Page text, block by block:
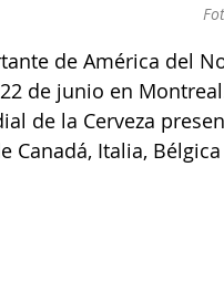
de América del
de junio en
de la Cerveza
Italia,